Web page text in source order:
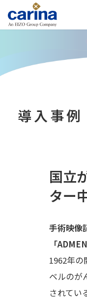
導入事例
国立
ター
手術映像
「
1962年の
ベルのが
されてい